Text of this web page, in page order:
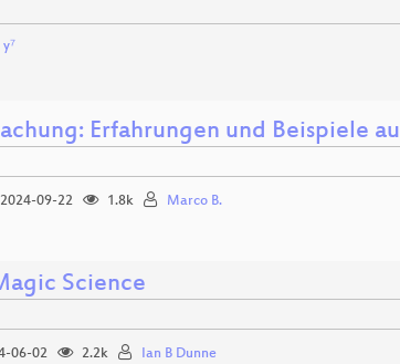
y⁷
Erfahrungen und Beispiele
2024-09-22 1.8k Marco B.
Science
06-02 2.2k Ian B Dunne